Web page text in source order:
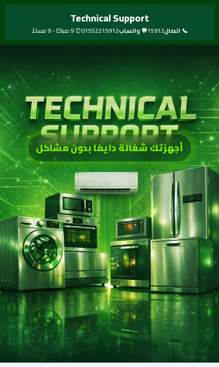
تخطي
Technical Support
📞 اتصال15912💬 واتساب01552215912⏰ 9 صباحًا - 9 مساءً
أجهزتك شغالة دايمًا بدون مشاكل